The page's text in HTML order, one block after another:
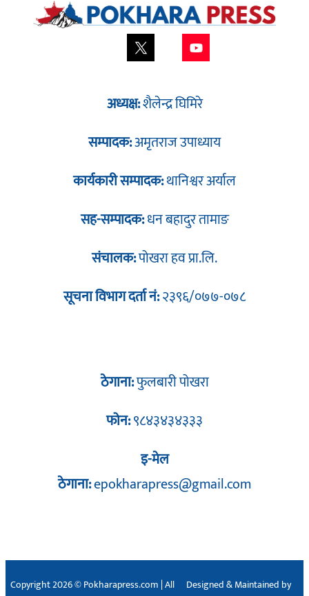
अध्यक्ष:शैलेन्द्र घिमिरे
सम्पादक:अमृतराज उपाध्याय
कार्यकारी सम्पादक:थानिश्वर अर्याल
सह-सम्पादक:धन बहादुर तामाङ
संचालक:पोखरा हव प्रा.लि.
सूचना विभाग दर्ता नं:२३९६/०७७-०७८
ठेगाना:फुलबारी पोखरा
फोन:९८४३४३४३३३
इ-मेल
ठेगाना:epokharapress@gmail.com
Copyright 2026 © Pokharapress.com | All Designed & Maintained by